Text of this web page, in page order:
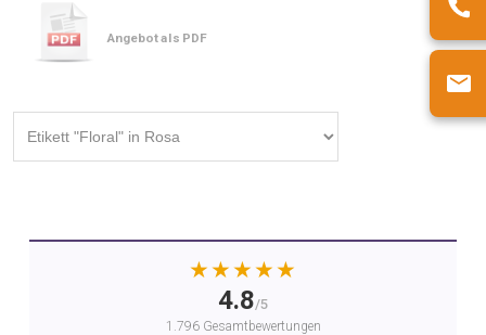
Angebot als PDF
★★★★★
4.8/5
1.796 Gesamtbewertungen